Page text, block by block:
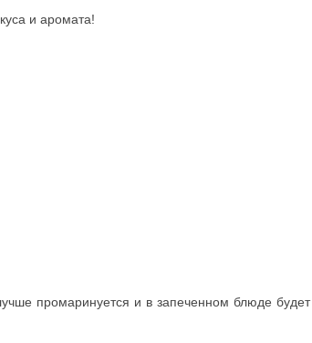
и аромата!
промаринуется и в запеченном блюде будет